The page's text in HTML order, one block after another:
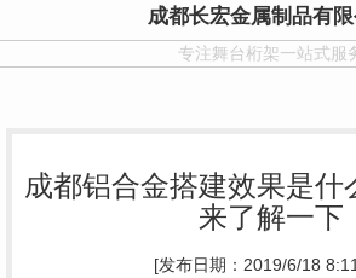
成都长宏金属制品有限
专注舞台桁架一站式服
成都铝合金搭建效果是什
来了解一下
[发布日期：2019/6/18